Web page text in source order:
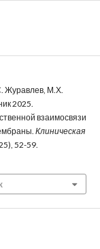
Журавлев, М.Х.
2025.
взаимосвязи
Клиническая
52-59.